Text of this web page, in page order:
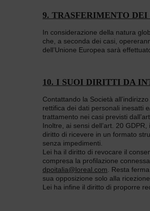
9. TRASFERIMENTO
In considerazione della natura
che, a seconda dei casi,
dell’Unione Europea sarà
10. I SUOI DIRITTI DA
Contattando la Società all’indirizzo
rettifica dei dati personali inesatti
trattamento nei casi previsti
Inoltre, ai sensi dell’art. 20
diritto di ricevere in un formato
senza impedimenti.
Lei ha il diritto di revocare il
compresa la profilazione
dpoitalia@loreal.com . Resta
sua opposizione solo alla
Lei ha infine il diritto di proporre